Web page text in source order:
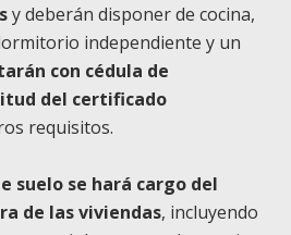
y deberán disponer de cocina,
independiente y un
con cédula de
del certificado
requisitos.
suelo se hará cargo del
de las viviendas, incluyendo